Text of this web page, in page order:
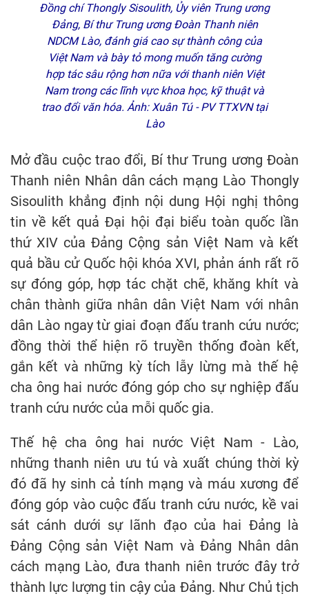
Đồng chí Thongly Sisoulith, Ủy viên Trung ương
Đảng, Bí thư Trung ương Đoàn Thanh niên
NDCM Lào, đánh giá cao sự thành công của
Việt Nam và bày tỏ mong muốn tăng cường
hợp tác sâu rộng hơn nữa với thanh niên Việt
Nam trong các lĩnh vực khoa học, kỹ thuật và
trao đổi văn hóa. Ảnh: Xuân Tú - PV TTXVN tại
Lào
Mở đầu cuộc trao đổi, Bí thư Trung ương Đoàn
Thanh niên Nhân dân cách mạng Lào Thongly
Sisoulith khẳng định nội dung Hội nghị thông
tin về kết quả Đại hội đại biểu toàn quốc lần
thứ XIV của Đảng Cộng sản Việt Nam và kết
quả bầu cử Quốc hội khóa XVI, phản ánh rất rõ
sự đóng góp, hợp tác chặt chẽ, khăng khít và
chân thành giữa nhân dân Việt Nam với nhân
dân Lào ngay từ giai đoạn đấu tranh cứu nước;
đồng thời thể hiện rõ truyền thống đoàn kết,
gắn kết và những kỳ tích lẫy lừng mà thế hệ
cha ông hai nước đóng góp cho sự nghiệp đấu
tranh cứu nước của mỗi quốc gia.
Thế hệ cha ông hai nước Việt Nam - Lào,
những thanh niên ưu tú và xuất chúng thời kỳ
đó đã hy sinh cả tính mạng và máu xương để
đóng góp vào cuộc đấu tranh cứu nước, kề vai
sát cánh dưới sự lãnh đạo của hai Đảng là
Đảng Cộng sản Việt Nam và Đảng Nhân dân
cách mạng Lào, đưa thanh niên trước đây trở
thành lực lượng tin cậy của Đảng. Như Chủ tịch